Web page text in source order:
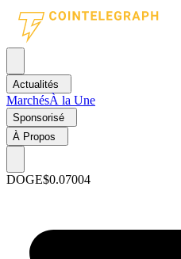
Actualités
MarchésÀ la Une
Sponsorisé
À Propos
DOGE$0.07004